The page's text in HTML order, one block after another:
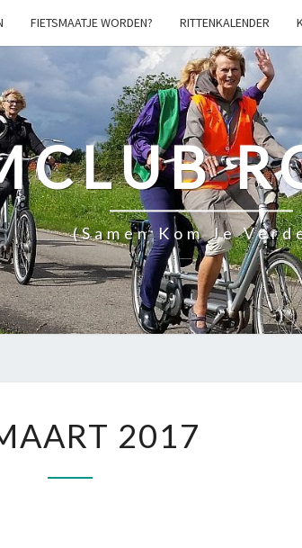
FIETSMAATJE WORDEN? RITTENKALENDER
(samen Kom Je
MAART2017